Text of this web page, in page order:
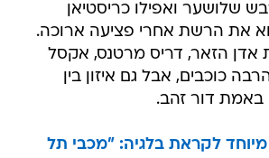
שלושער ואפילו כריסטיאן
את הרשת אחרי פציעה ארוכה.
אדן הזאר, דריס מרטנס, אקסל
כוכבים, אבל גם איזון בין
דור זהב.
מיוחד לקראת בלגיה: "מכבי תל